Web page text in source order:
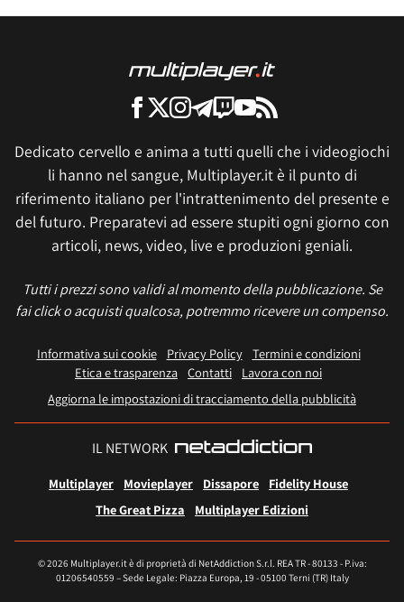
Dedicato cervello e anima a tutti quelli che i videogiochi
li hanno nel sangue, Multiplayer.it è il punto di
riferimento italiano per l'intrattenimento del presente e
del futuro. Preparatevi ad essere stupiti ogni giorno con
articoli, news, video, live e produzioni geniali.
Tutti i prezzi sono validi al momento della pubblicazione. Se
fai click o acquisti qualcosa, potremmo ricevere un compenso.
Informativa sui cookie Privacy Policy
Termini e condizioni
Etica e trasparenza Contatti
Lavora con noi
Aggiorna le impostazioni di tracciamento della pubblicità
IL NETWORK
Multiplayer Movieplayer Dissapore
Fidelity House
The Great Pizza
Multiplayer Edizioni
© 2026 Multiplayer.it è di proprietà di NetAddiction S.r.l. REA TR - 80133 - P.iva:
01206540559 – Sede Legale: Piazza Europa, 19 - 05100 Terni (TR) Italy